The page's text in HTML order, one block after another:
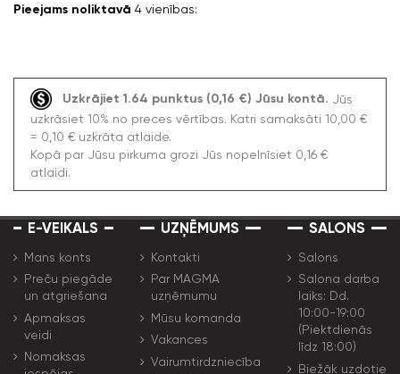
Pieejams noliktavā 4 vienības:
Uzkrājiet 1.64 punktus (0,16 €) Jūsu kontā. Jūs
uzkrāsiet 10% no preces vērtības. Katri samaksāti 10,00 €
= 0,10 € uzkrāta atlaide.
Kopā par Jūsu pirkuma grozi Jūs nopelnīsiet 0,16 €
atlaidi.
E-VEIKALS
Mans konts
Preču piegāde
un atgriešana
Apmaksas
veidi
Nomaksas
UZŅĒMUMS
Kontakti
Par MAGMA
uzņēmumu
Mūsu komanda
Vakances
Vairumtirdzniecība
SALONS
Salons
Salona darba
laiks: Dd.
10:00-19:00
(Piektdienās
līdz 18:00)
Biežāk uzdotie